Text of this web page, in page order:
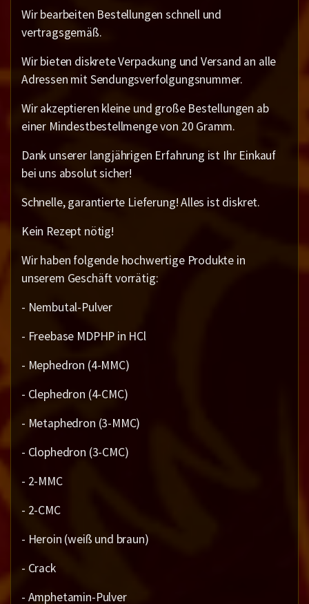
Wir bearbeiten Bestellungen schnell und
vertragsgemäß.
Wir bieten diskrete Verpackung und Versand an alle
Adressen mit Sendungsverfolgungsnummer.
Wir akzeptieren kleine und große Bestellungen ab
einer Mindestbestellmenge von 20 Gramm.
Dank unserer langjährigen Erfahrung ist Ihr Einkauf
bei uns absolut sicher!
Schnelle, garantierte Lieferung! Alles ist diskret.
Kein Rezept nötig!
Wir haben folgende hochwertige Produkte in
unserem Geschäft vorrätig:
- Nembutal-Pulver
- Freebase MDPHP in HCl
- Mephedron (4-MMC)
- Clephedron (4-CMC)
- Metaphedron (3-MMC)
- Clophedron (3-CMC)
- 2-MMC
- 2-CMC
- Heroin (weiß und braun)
- Crack
- Amphetamin-Pulver